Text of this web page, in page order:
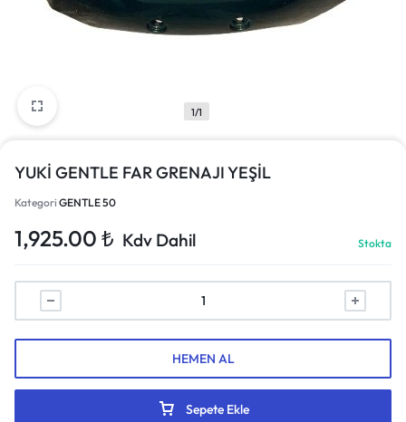
1/1
YUKİ GENTLE FAR GRENAJI YEŞİL
Kategori GENTLE 50
1,925.00 ₺ Kdv Dahil Stokta
Sepete Ekle
HEMEN AL